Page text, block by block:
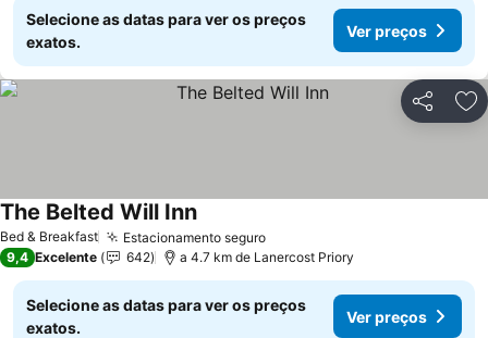
Selecione as datas para ver os preços
exatos.
Ver preços
Partilhar
Bed & Breakfast Estacionamento seguro
The Belted Will Inn
9,4 Excelente 642 a 4.7 km de Lanercost Priory
Selecione as datas para ver os preços
exatos.
Ver preços